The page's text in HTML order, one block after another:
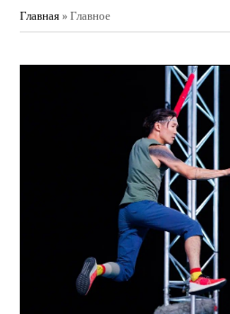
Главная »Главное